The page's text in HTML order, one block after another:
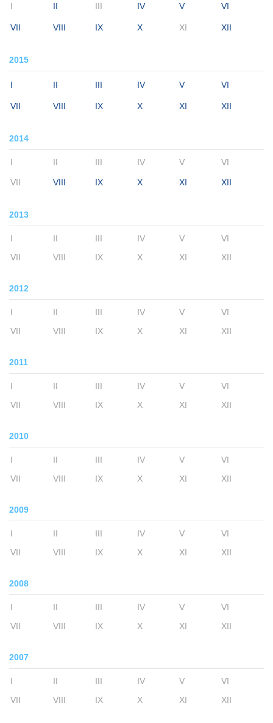
I II III IV V VI
VII VIII IX X XI XII
2015
I II III IV V VI
VII VIII IX X XI XII
2014
I II III IV V VI
VII VIII IX X XI XII
2013
I II III IV V
VI
VII
VIII IX X XI XII
2012
I II III IV V
VI
VII
VIII IX X XI XII
2011
I II III IV V
VI
VII
VIII IX X XI XII
2010
I II III IV V
VI
VII
VIII IX X XI XII
2009
I II III IV V
VI
VII
VIII IX X XI XII
2008
I II III IV V
VI
VII
VIII IX X XI XII
2007
I II III IV V
VI
VII
VIII IX X XI XII